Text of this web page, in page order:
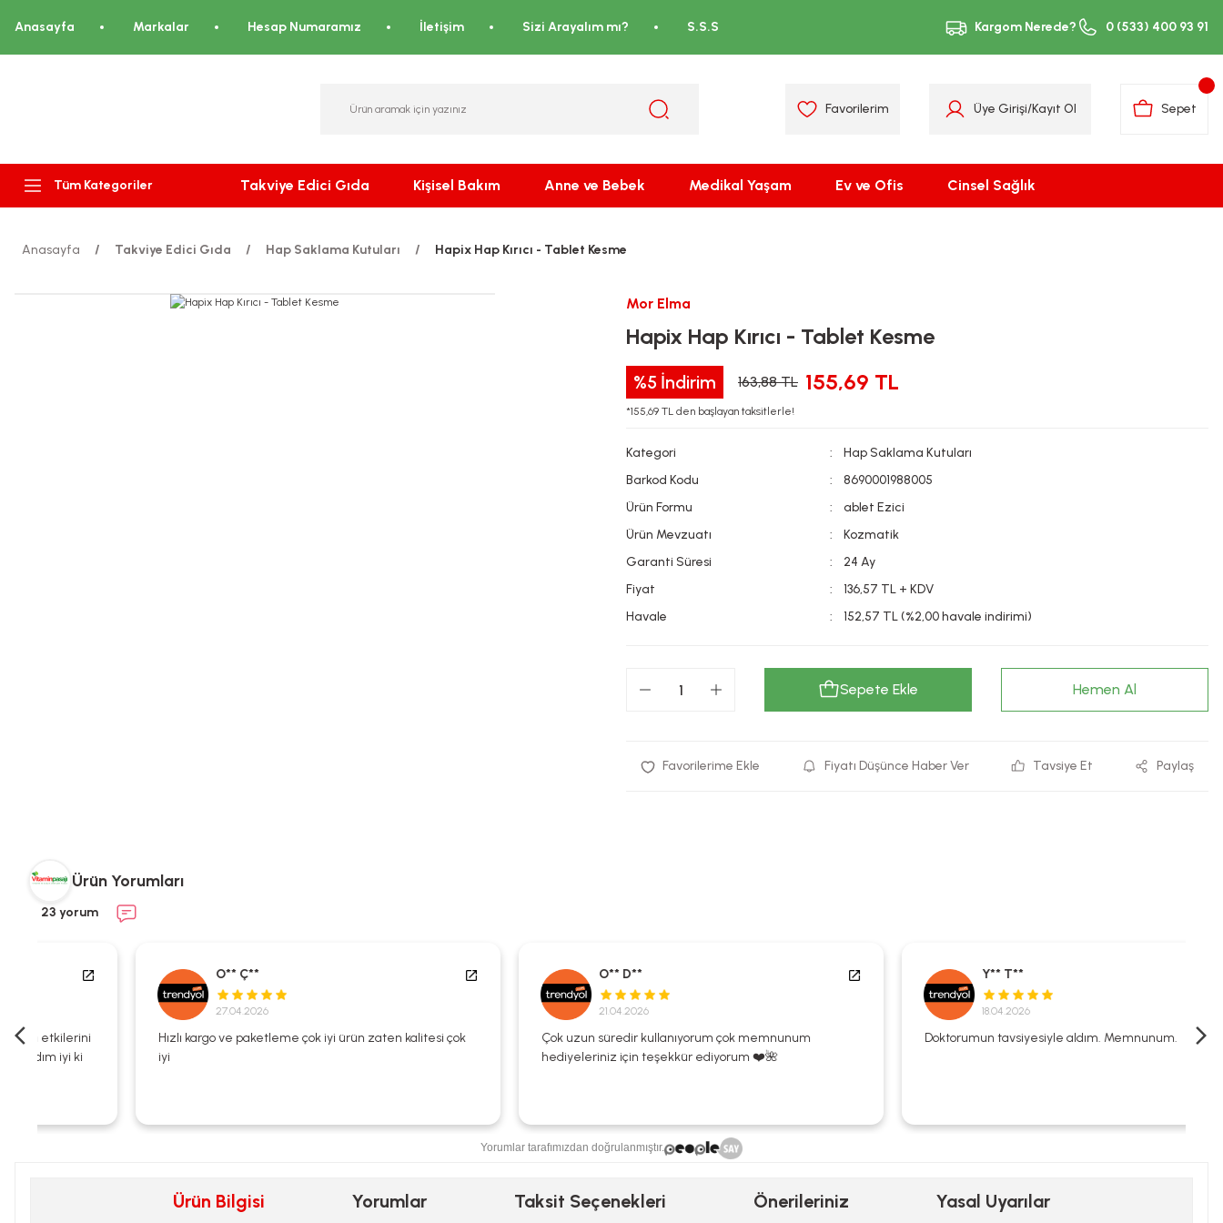
Anasayfa Markalar Hesap Numaramız İletişim Sizi Arayalım mı? S.S.S Kargom Nerede? 0 (533) 400 93 91
Favorilerim Üye Girişi/Kayıt Ol Sepet
Tüm Kategoriler Takviye Edici Gıda Kişisel Bakım Anne ve Bebek Medikal Yaşam Ev ve Ofis Cinsel Sağlık
Anasayfa Takviye Edici Gıda Hap Saklama Kutuları Hapix Hap Kırıcı - Tablet Kesme
Mor Elma
Hapix Hap Kırıcı - Tablet Kesme
%5 İndirim 163,88 TL 155,69 TL
*155,69 TL den başlayan taksitlerle!
Kategori
Hap Saklama Kutuları
Barkod Kodu
8690001988005
Ürün Formu
ablet Ezici
Ürün Mevzuatı
Kozmatik
Garanti Süresi
24 Ay
Fiyat
136,57 TL + KDV
Havale
152,57 TL (%2,00 havale indirimi)
Sepete Ekle Hemen Al
Fiyatı Düşünce Haber Ver Tavsiye Et Paylaş
Ürün Yorumları
23 yorum
O** Ç**
27.04.2026
Hızlı kargo ve paketleme çok iyi ürün zaten kalitesi çok
iyi
O** D**
21.04.2026
Çok uzun süredir kullanıyorum çok memnunum
hediyeleriniz için teşekkür ediyorum ❤️🌺
Y** T**
18.04.2026
Doktorumun tavsiyesiyle aldım. Memnunum.
Yorumlar tarafımızdan doğrulanmıştır.
Ürün Bilgisi Yorumlar Taksit Seçenekleri Önerileriniz Yasal Uyarılar